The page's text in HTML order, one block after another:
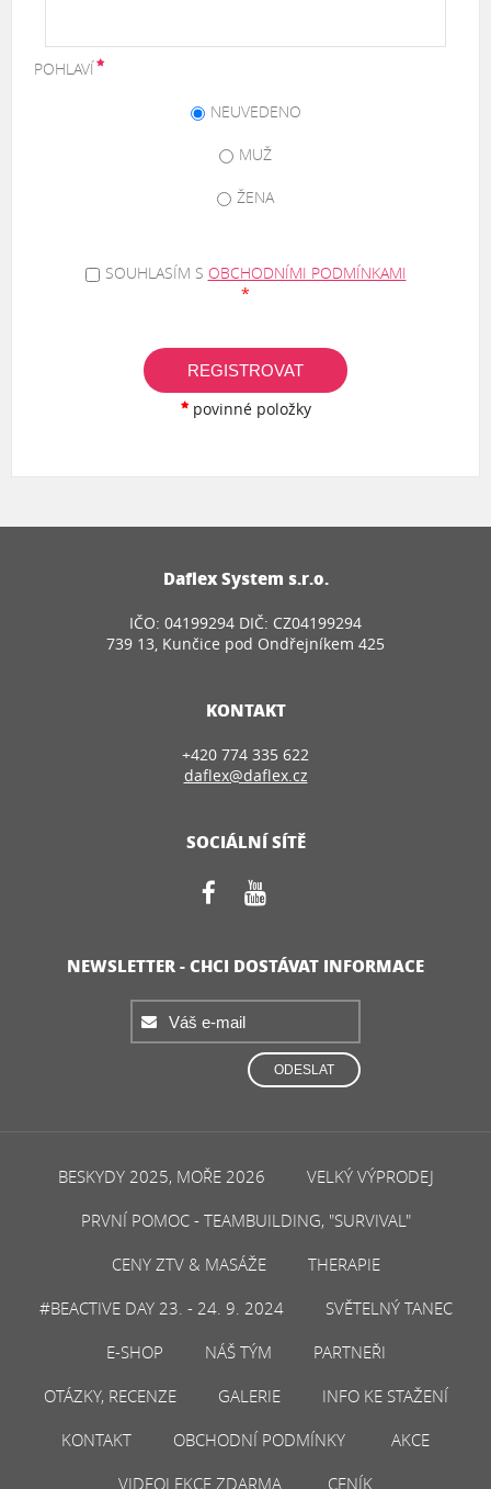
POHLAVÍ
NEUVEDENO
MUŽ
ŽENA
SOUHLASÍM S OBCHODNÍMI PODMÍNKAMI
*
REGISTROVAT
povinné položky
Daflex System s.r.o.
IČO: 04199294 DIČ: CZ04199294
739 13, Kunčice pod Ondřejníkem 425
KONTAKT
+420 774 335 622
daflex@daflex.cz
SOCIÁLNÍ SÍTĚ
NEWSLETTER - CHCI DOSTÁVAT INFORMACE
ODESLAT
BESKYDY 2025, MOŘE 2026
VELKÝ VÝPRODEJ
PRVNÍ POMOC - TEAMBUILDING, "SURVIVAL"
CENY ZTV & MASÁŽE
THERAPIE
#BEACTIVE DAY 23. - 24. 9. 2024
SVĚTELNÝ TANEC
E-SHOP
NÁŠ TÝM
PARTNEŘI
OTÁZKY, RECENZE
GALERIE
INFO KE STAŽENÍ
KONTAKT
OBCHODNÍ PODMÍNKY
AKCE
VIDEOLEKCE ZDARMA
CENÍK